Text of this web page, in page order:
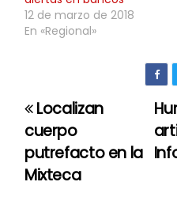
12 de marzo de 2018
En «Regional»
N
a
v
Localizan
cuerpo
putrefacto en la
Mixteca